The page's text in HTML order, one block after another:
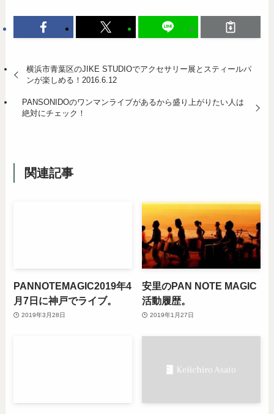
横浜市青葉区のJIKE STUDIOでアクセサリー展とスティールパ
ンが楽しめる！2016.6.12
PANSONIDOのワンマンライブがあるから盛り上がりたい人は
絶対にチェック！
関連記事
PANNOTEMAGIC2019年4
月7日に神戸でライブ。
2019年3月28日
安里のPAN NOTE MAGIC
活動履歴。
2019年1月27日